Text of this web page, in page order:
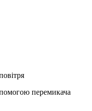
перемикача